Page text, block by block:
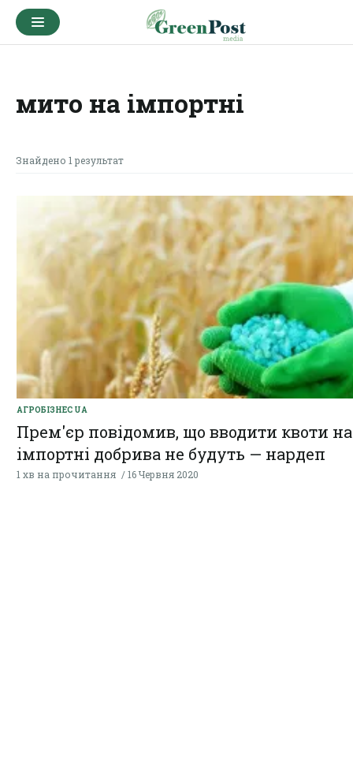
мито на імпортні
Знайдено 1 результат
АГРОБІЗНЕС UA
Прем'єр повідомив, що вводити квоти на
імпортні добрива не будуть — нардеп
1 хв на прочитання 16 Червня 2020